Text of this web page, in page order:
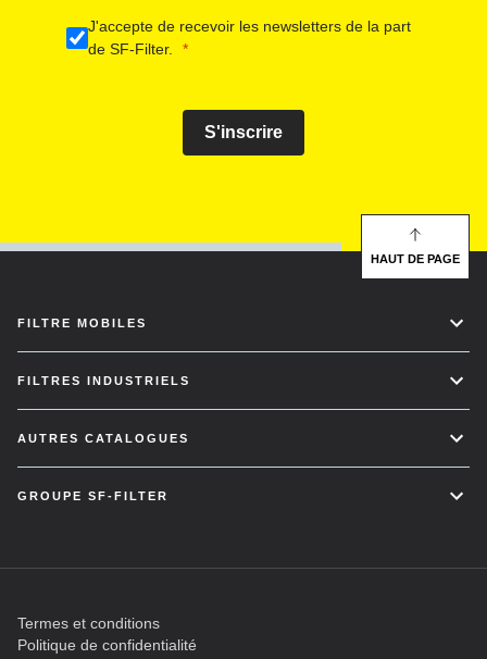
J'accepte de recevoir les newsletters de la part
de SF-Filter.
S'inscrire
FILTRE MOBILES
FILTRES INDUSTRIELS
AUTRES CATALOGUES
GROUPE SF-FILTER
Termes et conditions
Politique de confidentialité
HAUT DE PAGE